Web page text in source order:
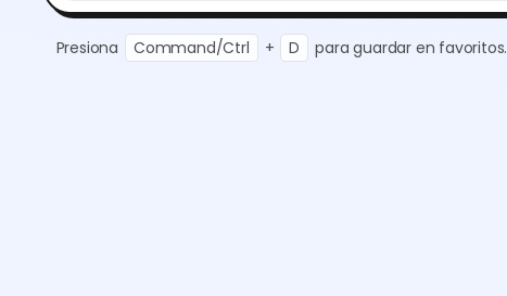
Presiona Command/Ctrl + D para guardar en favoritos.